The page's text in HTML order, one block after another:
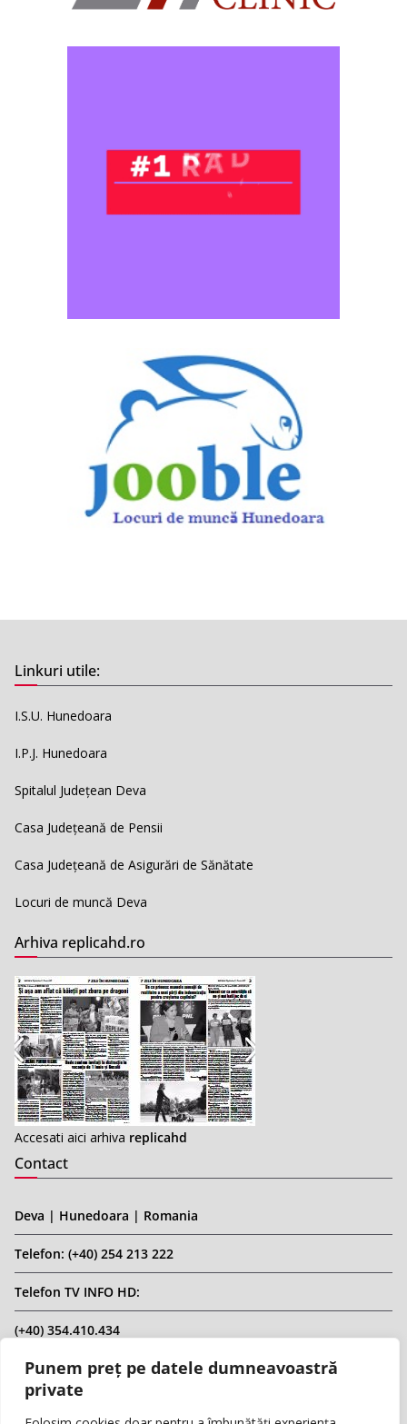
Punem preț pe datele dumneavoastră
private
Linkuri utile:
I.S.U. Hunedoara
I.P.J. Hunedoara
Spitalul Județean Deva
Casa Județeană de Pensii
Casa Județeană de Asigurări de Sănătate
Locuri de muncă Deva
Arhiva replicahd.ro
Accesati aici arhiva replicahd
Contact
Deva | Hunedoara | Romania
Telefon: (+40) 254 213 222
Telefon TV INFO HD:
(+40) 354.410.434
Email: infohd20@gmail.com